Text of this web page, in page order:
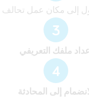
إلى مكان عمل تحالف
3
إعداد ملفك التعريفي
4
إلى المحادثة